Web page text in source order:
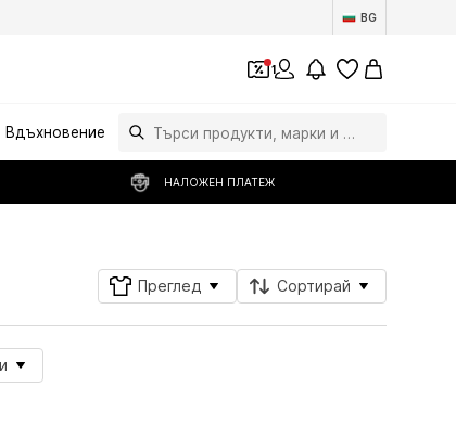
BG
1
Вдъхновение
НАЛОЖЕН ПЛАТЕЖ
Преглед Сортирай